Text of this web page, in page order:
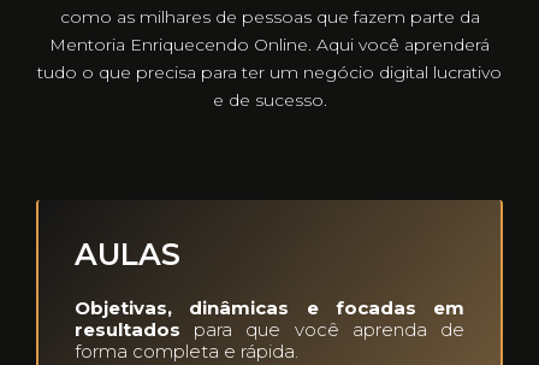
como as milhares de pessoas que fazem parte da
Mentoria Enriquecendo Online. Aqui você aprenderá
tudo o que precisa para ter um negócio digital lucrativo
e de sucesso.
AULAS
Objetivas, dinâmicas e focadas em
resultados para que você aprenda de
forma completa e rápida.